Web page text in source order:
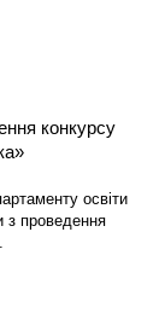
конкурсу
освіти
з проведення